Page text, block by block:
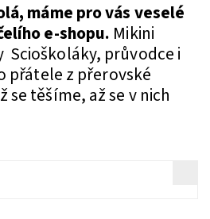
máme pro vás veselé
e-shopu. Mikini
Scioškoláky, průvodce i
přátele z přerovské
se těšíme, až se v nich